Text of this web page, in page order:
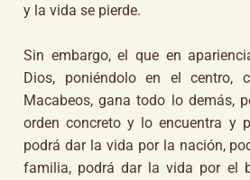
y la vida se pierde.
Sin embargo, el que en
Dios, poniéndolo en el centro,
Macabeos, gana todo lo demás,
orden concreto y lo encuentra y
podrá dar la vida por la nación,
familia, podrá dar la vida por el